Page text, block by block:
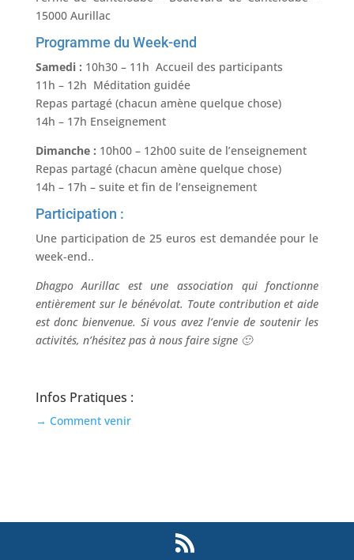
15000 Aurillac
Programme du Week-end
Samedi : 10h30 – 11h Accueil des participants
11h – 12h Méditation guidée
Repas partagé (chacun amène quelque chose)
14h – 17h Enseignement
Dimanche : 10h00 – 12h00 suite de l’enseignement
Repas partagé (chacun amène quelque chose)
14h – 17h – suite et fin de l’enseignement
Participation :
Une participation de 25 euros est demandée pour le
week-end..
Dhagpo Aurillac est une association qui fonctionne
entièrement sur le bénévolat. Toute contribution et aide
est donc bienvenue. Si vous avez l’envie de soutenir les
activités, n’hésitez pas à nous faire signe 🙂
Infos Pratiques :
→ Comment venir